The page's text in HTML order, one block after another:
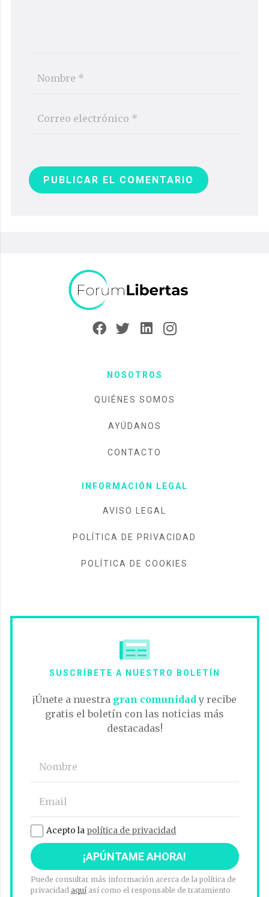
PUBLICAR EL COMENTARIO
NOSOTROS
QUIÉNES SOMOS
AYÚDANOS
CONTACTO
INFORMACIÓN LEGAL
AVISO LEGAL
POLÍTICA DE PRIVACIDAD
POLÍTICA DE COOKIES
SUSCRÍBETE A NUESTRO BOLETÍN
¡Únete a nuestra gran comunidady recibe
gratis el boletín con las noticias más
destacadas!
Acepto la política de privacidad
Puede consultar más información acerca de la política de
privacidad aquíasí como el responsable de tratamiento